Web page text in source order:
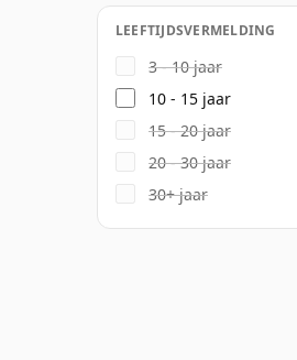
LEEFTIJDSVERMELDING
3 - 10 jaar
10 - 15 jaar
15 - 20 jaar
20 - 30 jaar
30+ jaar